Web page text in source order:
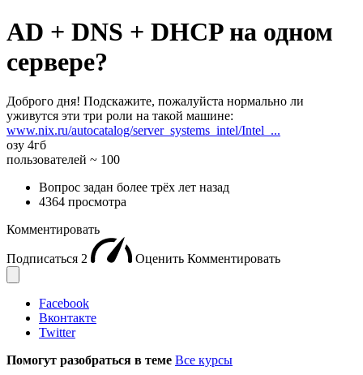
AD + DNS + DHCP на одном
сервере?
Доброго дня! Подскажите, пожалуйста нормально ли
уживутся эти три роли на такой машине:
www.nix.ru/autocatalog/server_systems_intel/Intel_...
озу 4гб
пользователей ~ 100
Вопрос задан более трёх лет назад
4364 просмотра
Комментировать
Подписаться 2 Оценить Комментировать
Facebook
Вконтакте
Twitter
Помогут разобраться в теме Все курсы